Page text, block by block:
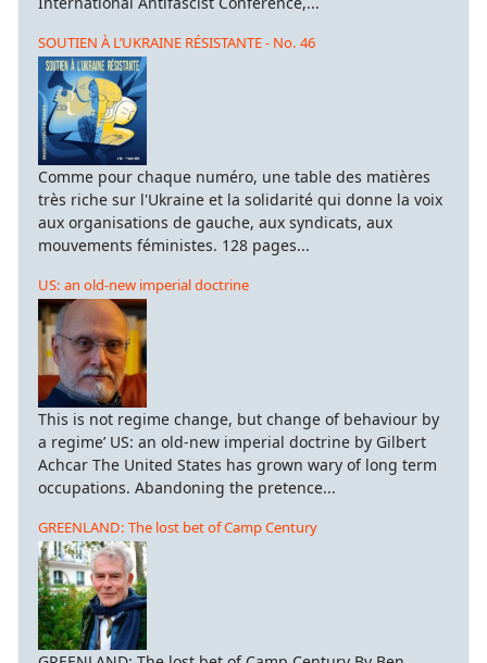
SOUTIEN À L’UKRAINE RÉSISTANTE - No. 46
Comme pour chaque numéro, une table des matières
très riche sur l'Ukraine et la solidarité qui donne la voix
aux organisations de gauche, aux syndicats, aux
mouvements féministes. 128 pages...
US: an old-new imperial doctrine
This is not regime change, but change of behaviour by
a regime’ US: an old-new imperial doctrine by Gilbert
Achcar The United States has grown wary of long term
occupations. Abandoning the pretence...
GREENLAND: The lost bet of Camp Century